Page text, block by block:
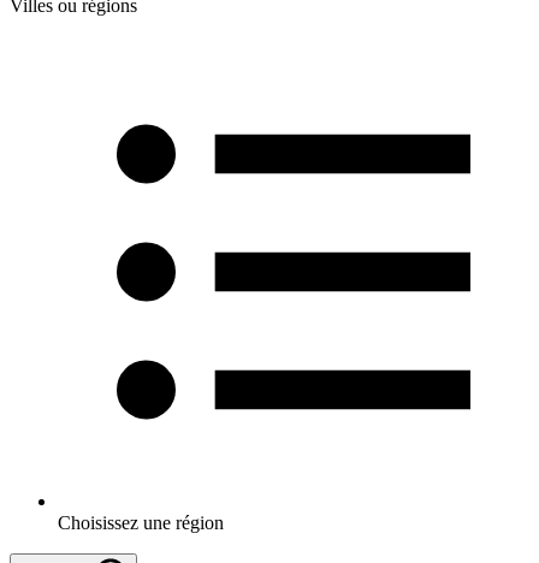
Villes ou régions
Choisissez une région